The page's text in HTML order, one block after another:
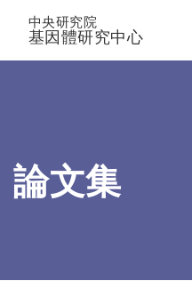
中央研究院
基因體研究中心
論文集